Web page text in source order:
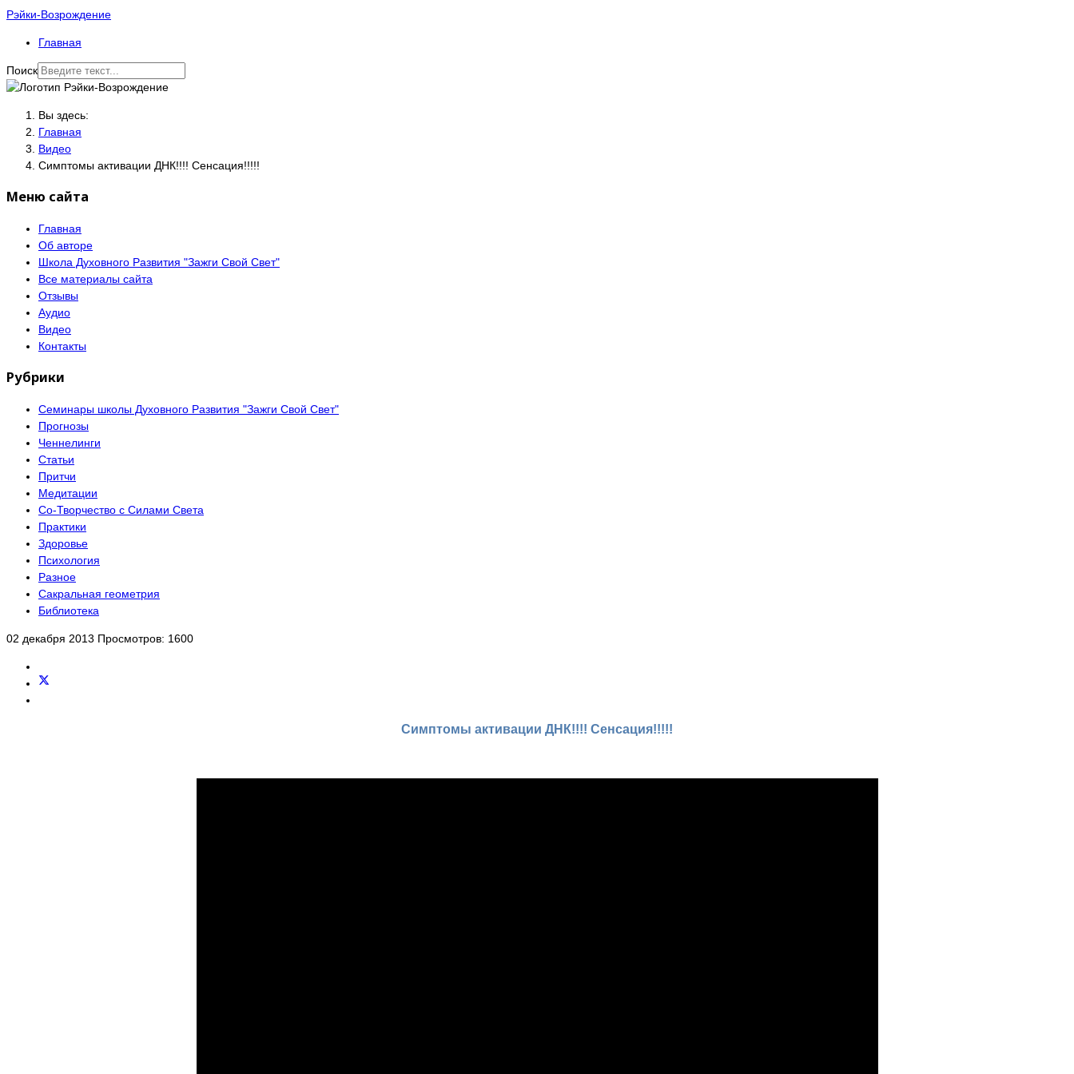
Рэйки-Возрождение
Главная
Поиск
Вы здесь:
Главная
Видео
Симптомы активации ДНК!!!! Сенсация!!!!!
Меню сайта
Главная
Об авторе
Школа Духовного Развития "Зажги Свой Свет"
Все материалы сайта
Отзывы
Аудио
Видео
Контакты
Рубрики
Семинары школы Духовного Развития "Зажги Свой Свет"
Прогнозы
Ченнелинги
Статьи
Притчи
Медитации
Со-Творчество с Силами Света
Практики
Здоровье
Психология
Разное
Сакральная геометрия
Библиотека
02 декабря 2013 Просмотров: 1600
Симптомы активации ДНК!!!! Сенсация!!!!!